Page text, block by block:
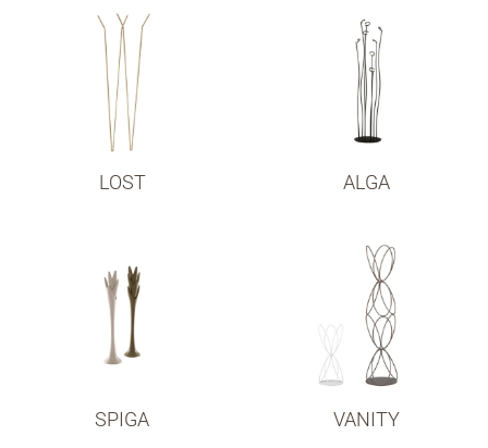
LOST ALGA
SPIGA VANITY